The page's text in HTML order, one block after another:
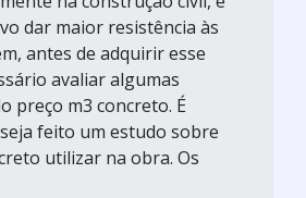
dar maior resistência às
antes de adquirir esse
avaliar algumas
preço m3 concreto. É
feito um estudo sobre
utilizar na obra. Os